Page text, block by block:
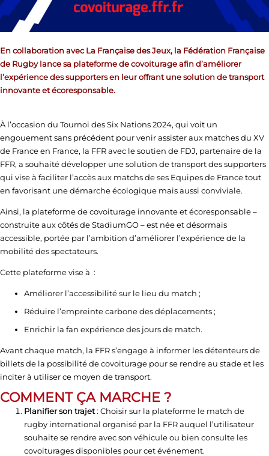
En collaboration avec La Française des Jeux, la Fédération Française
de Rugby lance sa plateforme de covoiturage afin d’améliorer
l’expérience des supporters en leur offrant une solution de transport
innovante et écoresponsable.
À l’occasion du Tournoi des Six Nations 2024, qui voit un
engouement sans précédent pour venir assister aux matches du XV
de France en France, la FFR avec le soutien de FDJ, partenaire de la
FFR, a souhaité développer une solution de transport des supporters
qui vise à faciliter l’accès aux matchs de ses Equipes de France tout
en favorisant une démarche écologique mais aussi conviviale.
Ainsi, la plateforme de covoiturage innovante et écoresponsable –
construite aux côtés de StadiumGO – est née et désormais
accessible, portée par l’ambition d’améliorer l’expérience de la
mobilité des spectateurs.
Cette plateforme vise à :
Améliorer l’accessibilité sur le lieu du match ;
Réduire l’empreinte carbone des déplacements ;
Enrichir la fan expérience des jours de match.
Avant chaque match, la FFR s’engage à informer les détenteurs de
billets de la possibilité de covoiturage pour se rendre au stade et les
inciter à utiliser ce moyen de transport.
COMMENT ÇA MARCHE ?
Planifier son trajet: Choisir sur la plateforme le match de
rugby international organisé par la FFR auquel l’utilisateur
souhaite se rendre avec son véhicule ou bien consulte les
covoiturages disponibles pour cet événement.